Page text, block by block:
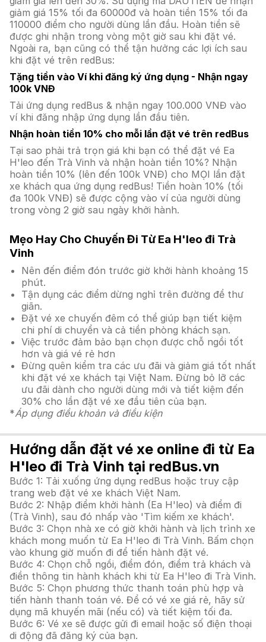
giảm giá 15% tối đa 60000đ và hoàn tiền 15% tối đa
110000 điểm cho người dùng lần đầu. Hoàn tiền sẽ
được ghi nhận trong vòng một giờ sau khi đặt vé.
Ngoài ra, bạn cũng có thể tận hưởng các lợi ích sau
khi đặt vé trên redBus:
Tặng tiền vào Ví khi đăng ký ứng dụng - Nhận ngay
100k VNĐ
Tải ứng dụng redBus & nhận ngay 100.000 VNĐ vào
ví khi đăng nhập ứng dụng lần đầu tiên.
Nhận hoàn tiền 10% cho mỗi lần đặt vé trên redBus
Tại sao phải trả trọn giá khi bạn có thể đặt vé Ea
H'leo đến Trà Vinh và nhận hoàn tiền 10%? Nhận
hoàn tiền 10% (lên đến 100k VNĐ) cho MỌI lần đặt
xe khách qua ứng dụng redBus! Tiền hoàn 10% (tối
đa 100k VNĐ) sẽ được cộng vào ví của người dùng
trong vòng 2 giờ sau ngày khởi hành.
Mẹo Hay Cho Chuyến Đi Từ Ea H'leo đi Trà
Vinh
Nên đến điểm đón trước giờ khởi hành khoảng 15
phút.
Tận dụng các điểm dừng nghỉ trên đường để thư
giãn.
Đặt vé xe chuyến đêm có thể giúp bạn tiết kiệm
chi phí di chuyển và cả tiền phòng khách sạn.
Việc trước đảm bảo bạn chọn được chỗ ngồi tốt
hơn và giá vé rẻ hơn
Đừng quên kiểm tra các ưu đãi và giảm giá tốt nhất
khi đặt vé xe khách tại Việt Nam. Đừng bỏ lỡ các
ưu đãi dành cho người dùng mới và tiết kiệm đến
30% cho lần đặt vé xe đầu tiên của bạn.
*Áp dụng điều khoản và điều kiện
Hướng dẫn đặt vé xe online đi từ Ea
H'leo đi Trà Vinh tại redBus.vn
Bước 1: Tải xuống ứng dụng redBus hoặc truy cập
trang web đặt vé xe khách Việt Nam.
Bước 2: Nhập điểm khởi hành (Ea H'leo) và điểm đi
(Trà Vinh), sau đó nhấp vào 'Tìm kiếm xe khách'.
Bước 3: Chọn nhà xe có giờ khởi hành và lịch trình xe
khách mong muốn từ Ea H'leo đi Trà Vinh. Bấm chọn
vào khung giờ muốn đi để tiến hành đặt vé.
Bước 4: Chọn chỗ ngồi, điểm đón, điểm trả khách và
điền thông tin hành khách khi từ Ea H'leo đi Trà Vinh.
Bước 5: Chọn phương thức thanh toán phù hợp và
tiến hành thanh toán vé. Để có vé xe giá rẻ, hãy sử
dụng mã khuyến mãi (nếu có) và tiết kiệm tối đa.
Bước 6: Vé xe sẽ được gửi đi email hoặc số điện thoại
di động đã đăng ký của bạn.